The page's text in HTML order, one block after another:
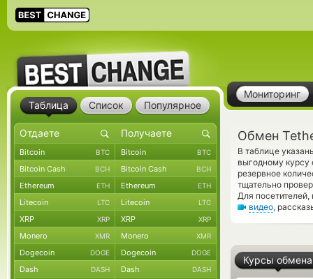
Мониторинг
Обмен
В таблице
выгодному
резервное
тщательно
Для
видео,
Курсы обмена
Таблица Список Популярное
Bitcoin BTC Bitcoin BTC
Bitcoin Cash BCH Bitcoin Cash BCH
Ethereum ETH Ethereum ETH
Litecoin LTC Litecoin LTC
XRP XRP XRP XRP
Monero XMR Monero XMR
Dogecoin DOGE Dogecoin DOGE
Dash DASH Dash DASH